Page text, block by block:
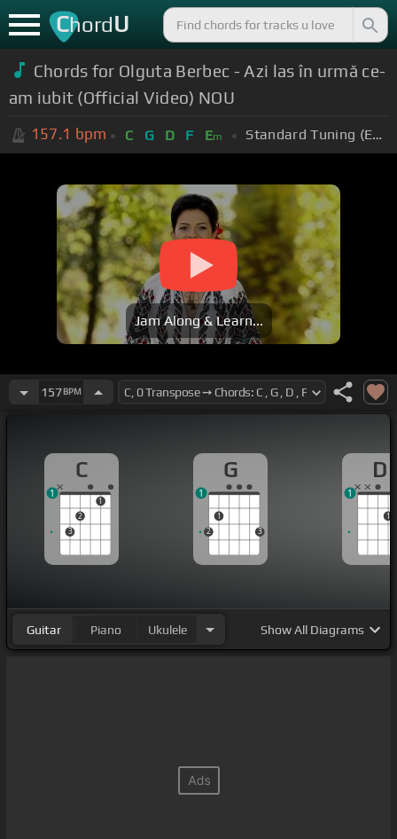
ChordU
Chords for Olguta Berbec - Azi las în urmă ce-
am iubit (Official Video) NOU
157.1 bpm C G D F Em Standard Tuning (EADGBE)
Jam Along & Learn...
157BPM
C
3
2
1
1
G
2
1
3
1
D
1
1
Guitar Piano Ukulele ShowAll Diagrams